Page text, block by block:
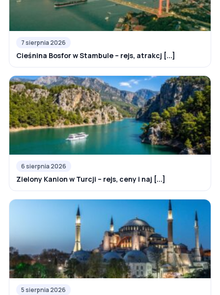
7 sierpnia 2026
Cieśnina Bosfor w Stambule – rejs, atrakcj [...]
6 sierpnia 2026
Zielony Kanion w Turcji – rejs, ceny i naj [...]
5 sierpnia 2026